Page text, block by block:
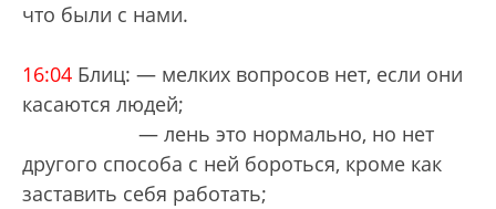
что были с нами.
16:04 Блиц: — мелких вопросов нет, если они
касаются людей;
— лень это нормально, но нет
другого способа с ней бороться, кроме как
заставить себя работать;